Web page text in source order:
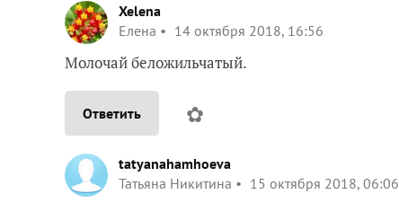
Xelena
Елена
14 октября 2018, 16:56
Молочай беложильчатый.
Ответить ✿
tatyanahamhoeva
Татьяна Никитина
15 октября 2018, 06:06